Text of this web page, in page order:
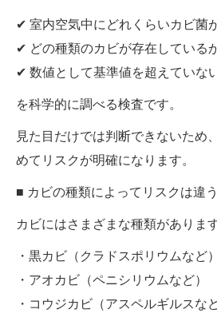
✔ 室内空気中にどれくらいカビ菌
✔ どの種類のカビが存在している
✔ 数値として基準値を超えていな
を科学的に調べる検査です。
見た目だけでは判断できないため
めてリスクが明確になります。
■ カビの種類によってリスクは違う
カビにはさまざまな種類があります
・黒カビ（クラドスポリウムなど）
・アオカビ（ペニシリウムなど）
・コウジカビ（アスペルギルスなど